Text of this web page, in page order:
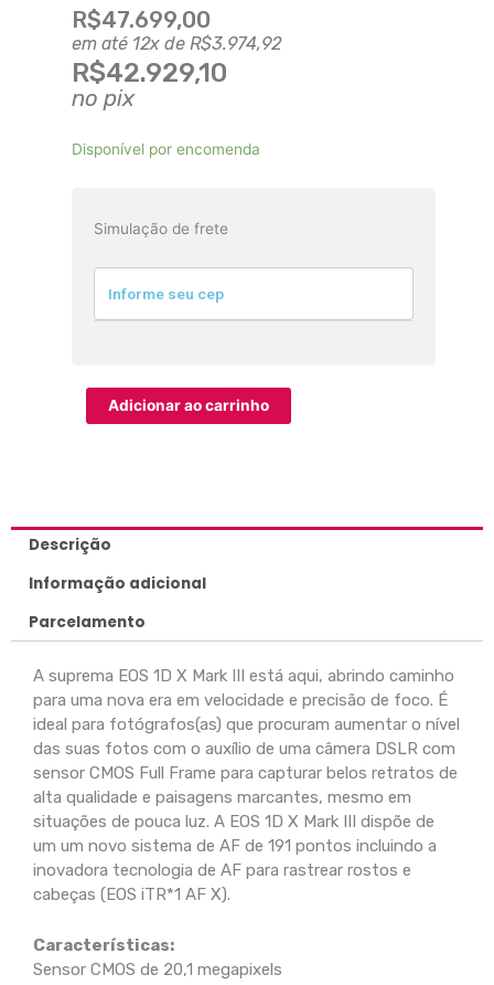
R$47.699,00
em até 12x de R$3.974,92
R$42.929,10
no pix
Disponível por encomenda
Simulação de frete
Câmera
EOS-
(Corpo)
quantidade
Adicionar ao carrinho
Descrição
Informação adicional
Parcelamento
A suprema EOS 1D X Mark III está aqui, abrindo caminho
para uma nova era em velocidade e precisão de foco. É
ideal para fotógrafos(as) que procuram aumentar o nível
das suas fotos com o auxílio de uma câmera DSLR com
sensor CMOS Full Frame para capturar belos retratos de
alta qualidade e paisagens marcantes, mesmo em
situações de pouca luz. A EOS 1D X Mark III dispõe de
um um novo sistema de AF de 191 pontos incluindo a
inovadora tecnologia de AF para rastrear rostos e
cabeças (EOS iTR*1 AF X).
Características:
Sensor CMOS de 20,1 megapixels